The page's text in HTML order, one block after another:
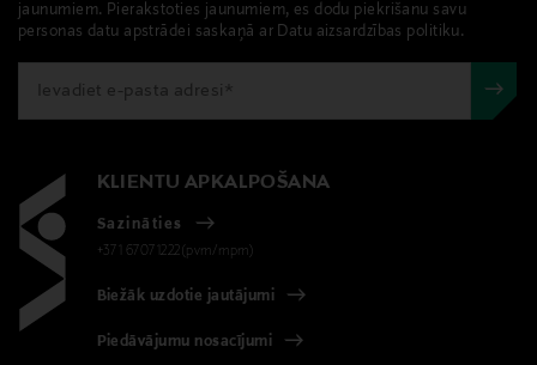
jaunumiem. Pierakstoties jaunumiem, es dodu piekrišanu savu
personas datu apstrādei saskaņā ar Datu aizsardzības politiku.
KLIENTU APKALPOŠANA
Sazināties
+371 67071222(pvm/mpm)
Biežāk uzdotie jautājumi
Piedāvājumu nosacījumi